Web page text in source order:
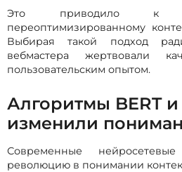
Это приводило к
переоптимизированному
Выбирая такой подход
вебмастера жертвовали
пользовательским опытом.
Алгоритмы BERT и
изменили
Современные
революцию в понимании